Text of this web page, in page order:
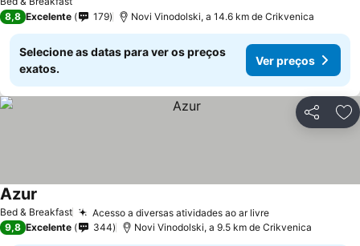
8,8 Excelente 179 Novi Vinodolski, a 14.6 km de Crikvenica
Selecione as datas para ver os preços
exatos.
Ver preços
Partilhar
Bed & Breakfast Acesso a diversas atividades ao ar livre
Azur
9,8 Excelente 344 Novi Vinodolski, a 9.5 km de Crikvenica